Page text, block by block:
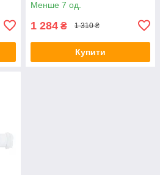
Менше 7 од.
1 284 ₴ 1 310 ₴
Купити